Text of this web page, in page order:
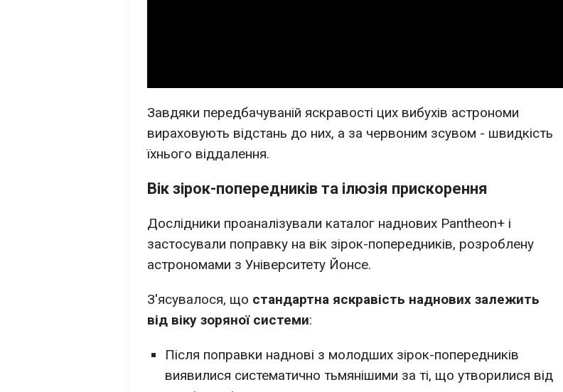
Завдяки передбачуваній яскравості цих вибухів астрономи
вираховують відстань до них, а за червоним зсувом - швидкість
їхнього віддалення.
Вік зірок-попередників та ілюзія прискорення
Дослідники проаналізували каталог наднових Pantheon+ і
застосували поправку на вік зірок-попередників, розроблену
астрономами з Університету Йонсе.
З'ясувалося, що стандартна яскравість наднових залежить
від віку зоряної системи:
Після поправки наднові з молодших зірок-попередників
виявилися систематично тьмянішими за ті, що утворилися від